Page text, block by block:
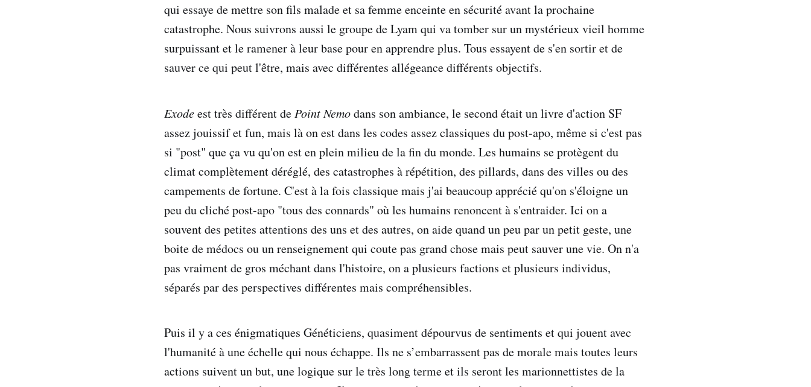
qui essaye de mettre son fils malade et sa femme enceinte en sécurité avant la prochaine
catastrophe. Nous suivrons aussi le groupe de Lyam qui va tomber sur un mystérieux vieil homme
surpuissant et le ramener à leur base pour en apprendre plus. Tous essayent de s'en sortir et de
sauver ce qui peut l'être, mais avec différentes allégeance différents objectifs.
Exodeest très différent de Point Nemodans son ambiance, le second était un livre d'action SF
assez jouissif et fun, mais là on est dans les codes assez classiques du post-apo, même si c'est pas
si "post" que ça vu qu'on est en plein milieu de la fin du monde. Les humains se protègent du
climat complètement déréglé, des catastrophes à répétition, des pillards, dans des villes ou des
campements de fortune. C'est à la fois classique mais j'ai beaucoup apprécié qu'on s'éloigne un
peu du cliché post-apo "tous des connards" où les humains renoncent à s'entraider. Ici on a
souvent des petites attentions des uns et des autres, on aide quand un peu par un petit geste, une
boite de médocs ou un renseignement qui coute pas grand chose mais peut sauver une vie. On n'a
pas vraiment de gros méchant dans l'histoire, on a plusieurs factions et plusieurs individus,
séparés par des perspectives différentes mais compréhensibles.
Puis il y a ces énigmatiques Généticiens, quasiment dépourvus de sentiments et qui jouent avec
l'humanité à une échelle qui nous échappe. Ils ne s’embarrassent pas de morale mais toutes leurs
actions suivent un but, une logique sur le très long terme et ils seront les marionnettistes de la